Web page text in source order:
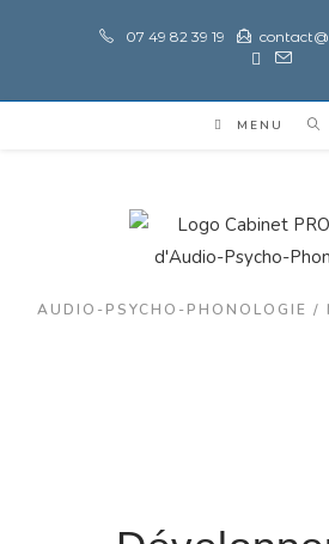
07 49 82 39 19
MENU
AUDIO-PSYCHO-PHONOLOGIE /